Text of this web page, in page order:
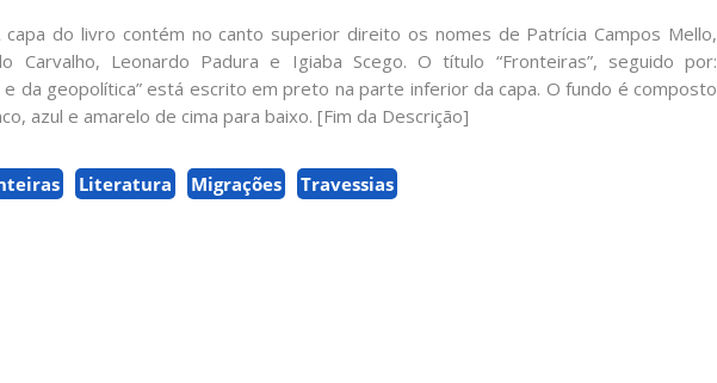
capa do livro contém no canto superior direito os nomes de Patrícia Campos Mello,
Carvalho, Leonardo Padura e Igiaba Scego. O título “Fronteiras”, seguido por:
da geopolítica” está escrito em preto na parte inferior da capa. O fundo é composto
azul e amarelo de cima para baixo. [Fim da Descrição]
Literatura Migrações Travessias